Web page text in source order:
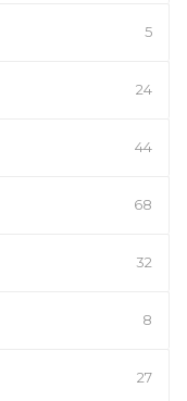
5
24
44
68
32
8
27